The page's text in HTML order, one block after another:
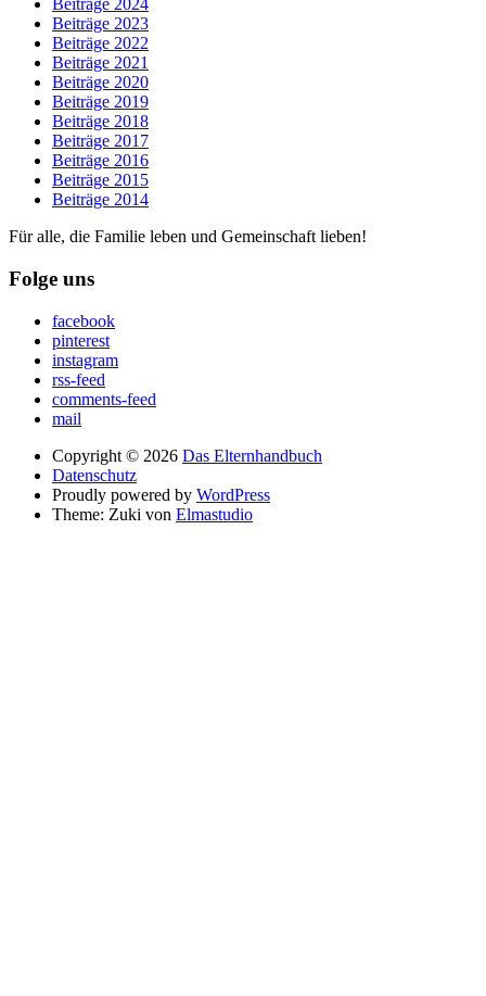
Beiträge 2024
Beiträge 2023
Beiträge 2022
Beiträge 2021
Beiträge 2020
Beiträge 2019
Beiträge 2018
Beiträge 2017
Beiträge 2016
Beiträge 2015
Beiträge 2014
Für alle, die Familie leben und Gemeinschaft lieben!
Folge uns
facebook
pinterest
instagram
rss-feed
comments-feed
mail
Copyright © 2026 Das Elternhandbuch
Datenschutz
Proudly powered by WordPress
Theme: Zuki von Elmastudio